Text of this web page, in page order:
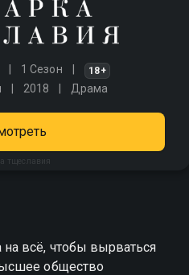
1 Сезон 18+
2018 Драма
тщеславия
всё, чтобы вырваться
общество